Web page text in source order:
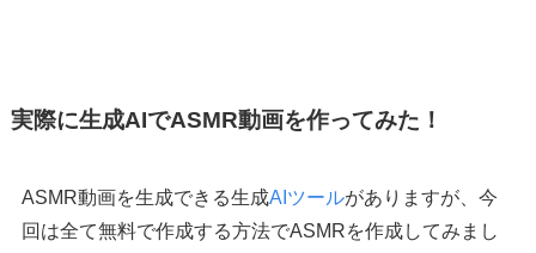
実際に生成AIでASMR動画を作ってみた！
ASMR動画を生成できる生成AIツールがありますが、今
回は全て無料で作成する方法でASMRを作成してみまし